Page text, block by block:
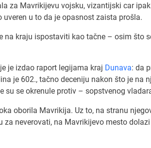
za Mavrikijevu vojsku, vizantijski car
u to da je opasnost zaista prošla.
na kraju ispostaviti kao tačne – osim što
je izdao raport legijama kraj Dunava: da
je 602., tačno deceniju nakon što je na
su se okrenule protiv – sopstvenog
oborila Mavrikija. Uz to, na stranu
za neverovati, na Mavrikijevo mesto